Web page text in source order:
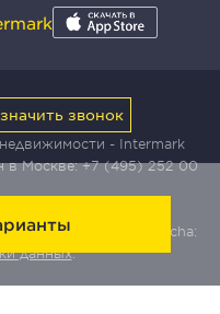
- Intermark
в Москве:+7 (495) 252 00
Yandex SmartCaptcha:
данных.
звонок